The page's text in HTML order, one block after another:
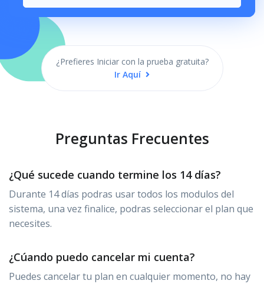
¿Prefieres Iniciar con la prueba gratuita?
Ir Aquí
Preguntas Frecuentes
¿Qué sucede cuando termine los 14 días?
Durante 14 días podras usar todos los modulos del
sistema, una vez finalice, podras seleccionar el plan que
necesites.
¿Cúando puedo cancelar mi cuenta?
Puedes cancelar tu plan en cualquier momento, no hay